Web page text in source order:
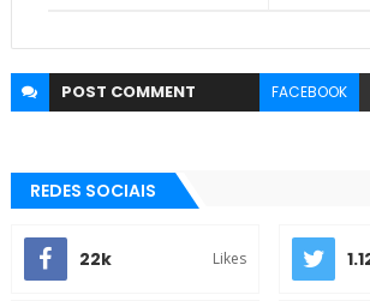
POST COMMENT FACEBOOK
REDES SOCIAIS
22k Likes